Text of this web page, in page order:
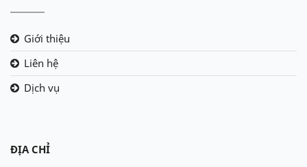
Bán kính quay đầu xe：
Khả năng leo dốc：
30%
Khoảng cách di chuyển tối đa ( 1 lần
100km
Giới thiệu
Liên hệ
Dịch vụ
ĐỊA CHỈ